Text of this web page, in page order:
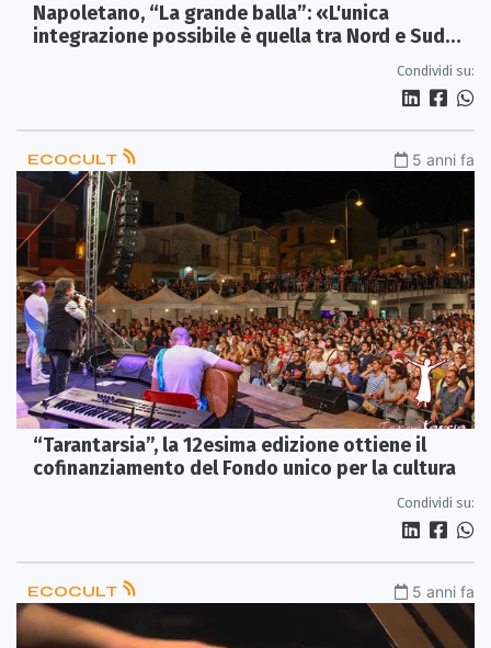
Napoletano, “La grande balla”: «L'unica
integrazione possibile è quella tra Nord e Sud
Condividi su:
ECOCULT 5 anni fa
“Tarantarsia”, la 12esima edizione ottiene il
cofinanziamento del Fondo unico per la cultura
Condividi su:
ECOCULT 5 anni fa